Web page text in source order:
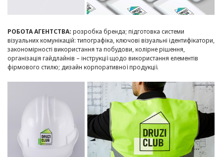
РОБОТА АГЕНТСТВА: розробка бренда; підготовка системи
візуальних комунікацій: типографіка, ключові візуальні ідентифікатори,
закономірності використання та побудови, колірне рішення,
організація гайдлайнів – інструкції щодо використання елементів
фірмового стилю; дизайн корпоративної продукції.